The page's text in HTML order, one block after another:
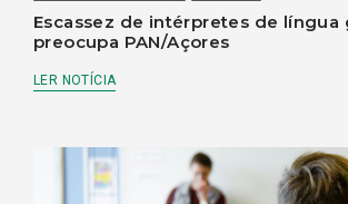
Escassez de intérpretes de língua
preocupa PAN/Açores
LER NOTÍCIA